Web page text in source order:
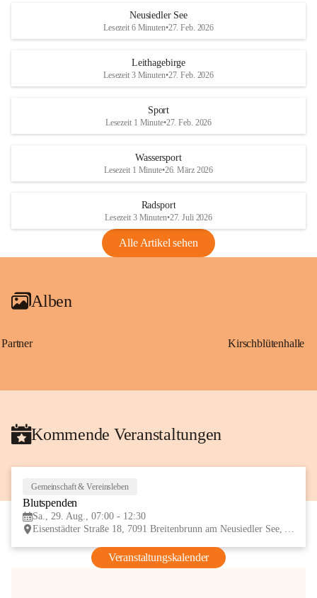
S
und den daraus folgenden wirtschaftlichen
Maßnahmen zur Bekämpfung
Rebe und der Amerikanischen
Anhang VBl. EU Nr. 18
1 Seite•1,4 MB
VBl. EU Nr. 18_2026
r
S
Neusiedler See
Lesezeit 6 Minuten•27. Feb. 2026
Leithagebirge
Lesezeit 3 Minuten•27. Feb. 2026
Sport
Lesezeit 1 Minute•27. Feb. 2026
Wassersport
Lesezeit 1 Minute•26. März 2026
Radsport
Lesezeit 3 Minuten•27. Juli 2026
Alle Artikel sehen
Alben
Partner Kirschblütenhalle
Kommende Veranstaltungen
Gemeinschaft & Vereinsleben
Blutspenden
Sa., 29. Aug., 07:00 - 12:30
Eisenstädter Straße 18, 7091 Breitenbrunn am Neusiedler See, AUT
Veranstaltungskalender